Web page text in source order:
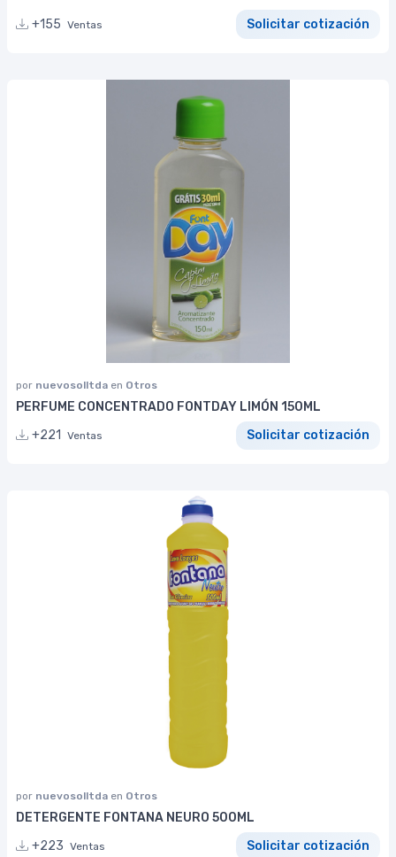
+155 Ventas Solicitar cotización
por nuevosolltda en Otros
PERFUME CONCENTRADO FONTDAY LIMÓN 150ML
+221
Ventas Solicitar cotización
por nuevosolltda en Otros
DETERGENTE FONTANA NEURO 500ML
+223 Ventas Solicitar cotización